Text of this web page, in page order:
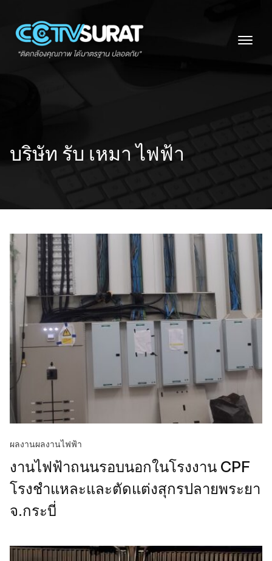
content
บริษัท รับ เหมา ไฟฟ้า
ผลงานผลงานไฟฟ้า
งานไฟฟ้าถนนรอบนอกในโรงงาน CPF
โรงชำแหละและตัดแต่งสุกรปลายพระยา
จ.กระบี่